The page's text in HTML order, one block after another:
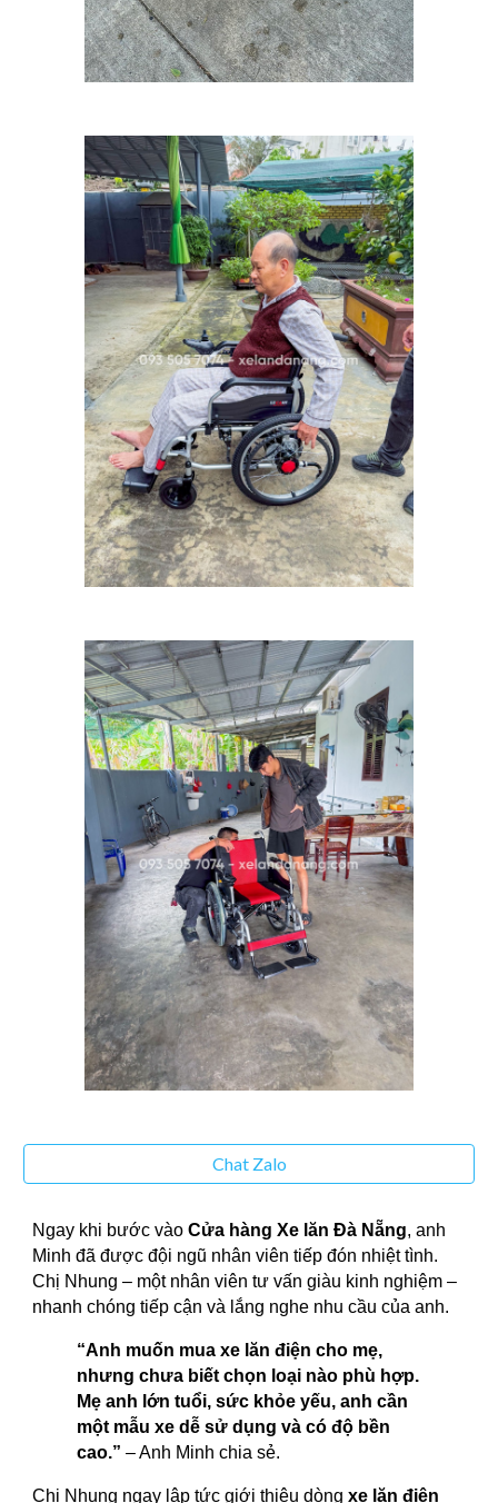
Chat Zalo
Ngay khi bước vàoCửa hàng Xe lăn Đà Nẵng, anh
Minh đã được đội ngũ nhân viên tiếp đón nhiệt tình.
Chị Nhung – một nhân viên tư vấn giàu kinh nghiệm –
nhanh chóng tiếp cận và lắng nghe nhu cầu của anh.
“Anh muốn mua xe lăn điện cho mẹ,
nhưng chưa biết chọn loại nào phù hợp.
Mẹ anh lớn tuổi, sức khỏe yếu, anh cần
một mẫu xe dễ sử dụng và có độ bền
cao.” – Anh Minh chia sẻ.
Chị Nhung ngay lập tức giới thiệu dòngxe lăn điện